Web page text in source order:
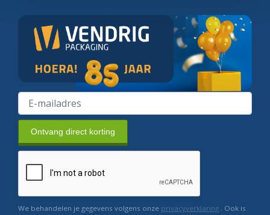
Ontvang direct korting
We behandelen je gegevens volgens onze privacyverklaring . Ook is